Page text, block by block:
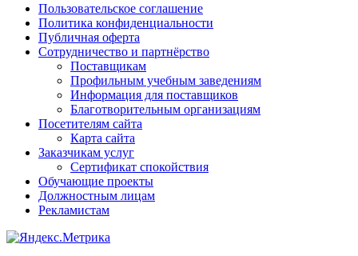
Пользовательское соглашение
Политика конфиденциальности
Публичная оферта
Сотрудничество и партнёрство
Поставщикам
Профильным учебным заведениям
Информация для поставщиков
Благотворительным организациям
Посетителям сайта
Карта сайта
Заказчикам услуг
Сертификат спокойствия
Обучающие проекты
Должностным лицам
Рекламистам